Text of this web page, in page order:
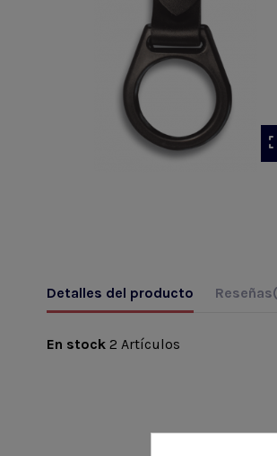
Detalles del producto Reseñas
En stock 2 Artículos